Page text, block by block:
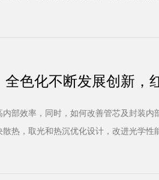
全色化不断发展创新，
部效率，同时，如何改善管芯及封装
散热，取光和热沉优化设计，改进光学